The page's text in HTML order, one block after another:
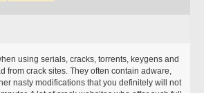
using serials, cracks, torrents, keygens and
from crack sites. They often contain adware,
nasty modifications that you definitely will not